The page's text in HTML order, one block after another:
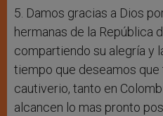
5. Damos gracias a Dios
hermanas de la República
compartiendo su alegría y
tiempo que deseamos
cautiverio, tanto en
alcancen lo mas pronto